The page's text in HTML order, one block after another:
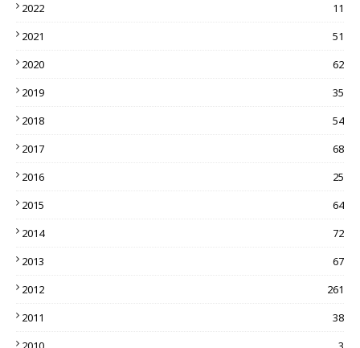
2022
11
2021
51
2020
62
2019
35
2018
54
2017
68
2016
25
2015
64
2014
72
2013
67
2012
261
2011
38